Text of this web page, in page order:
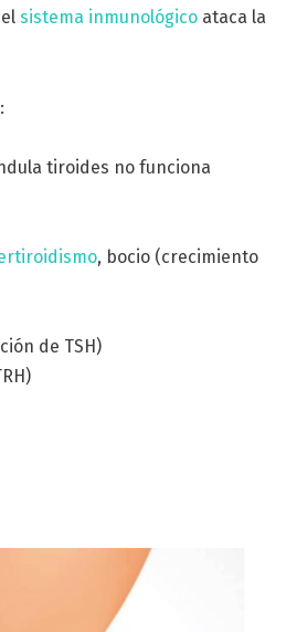
elsistema inmunológico ataca la
tiroides no funciona
, bocio (crecimiento
de TSH)